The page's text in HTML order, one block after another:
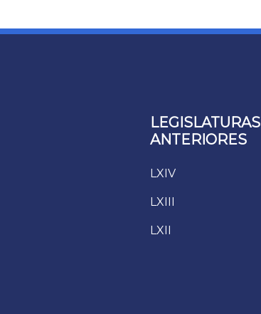
LEGISLATURAS
ANTERIORES
LXIV
LXIII
LXII